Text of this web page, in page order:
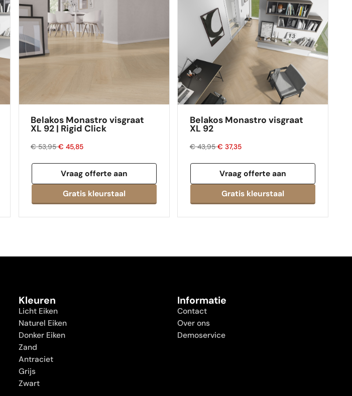
Belakos Monastro visgraat
XL 92 | Rigid Click
€ 53,95€ 45,85
Vraag offerte aan
Belakos Monastro visgraat
XL 92
€ 43,95€ 37,35
Vraag offerte aan
Kleuren
Licht Eiken
Naturel Eiken
Donker Eiken
Zand
Antraciet
Grijs
Zwart
Informatie
Contact
Over ons
Demoservice